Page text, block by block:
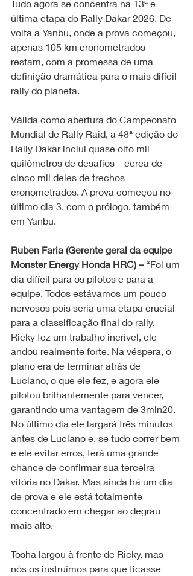
Tudo agora se concentra na 13ª e
última etapa do Rally Dakar 2026. De
volta a Yanbu, onde a prova começou,
apenas 105 km cronometrados
restam, com a promessa de uma
definição dramática para o mais difícil
rally do planeta.
Válida como abertura do Campeonato
Mundial de Rally Raid, a 48ª edição do
Rally Dakar inclui quase oito mil
quilômetros de desafios – cerca de
cinco mil deles de trechos
cronometrados. A prova começou no
último dia 3, com o prólogo, também
em Yanbu.
Ruben Faria (Gerente geral da equipe
Monster Energy Honda HRC) – “Foi um
dia difícil para os pilotos e para a
equipe. Todos estávamos um pouco
nervosos pois seria uma etapa crucial
para a classificação final do rally.
Ricky fez um trabalho incrível, ele
andou realmente forte. Na véspera, o
plano era de terminar atrás de
Luciano, o que ele fez, e agora ele
pilotou brilhantemente para vencer,
garantindo uma vantagem de 3min20.
No último dia ele largará três minutos
antes de Luciano e, se tudo correr bem
e ele evitar erros, terá uma grande
chance de confirmar sua terceira
vitória no Dakar. Mas ainda há um dia
de prova e ele está totalmente
concentrado em chegar ao degrau
mais alto.
Tosha largou à frente de Ricky, mas
nós os instruímos para que ficasse